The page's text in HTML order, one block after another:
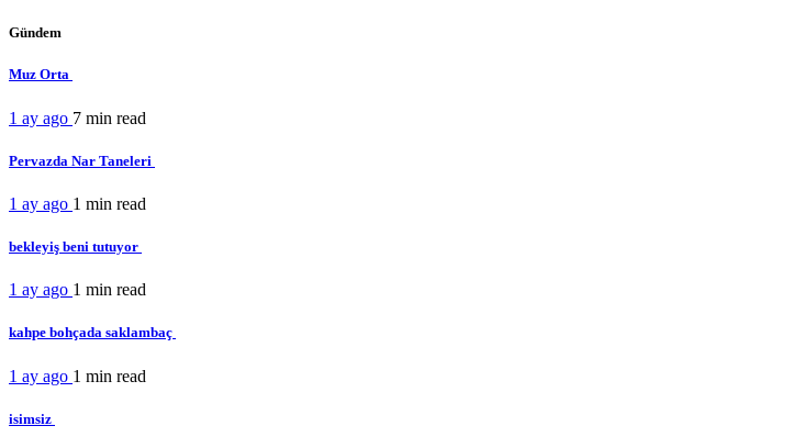
Gündem
Muz Orta
1 ay ago 7 min read
Pervazda Nar Taneleri
1 ay ago 1 min read
bekleyiş beni tutuyor
1 ay ago 1 min read
kahpe bohçada saklambaç
1 ay ago 1 min read
isimsiz